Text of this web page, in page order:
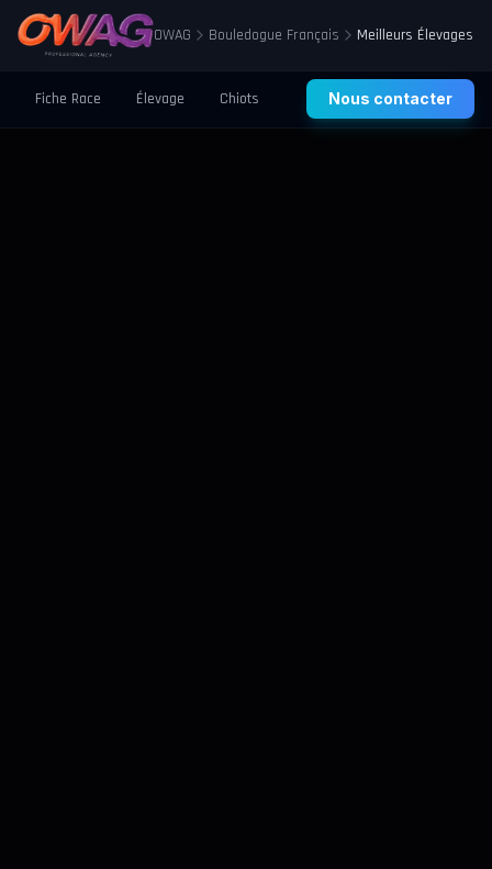
OWAG Bouledogue Français Meilleurs Élevages
Fiche Race Élevage Chiots Santé Éducation
Nous contacter